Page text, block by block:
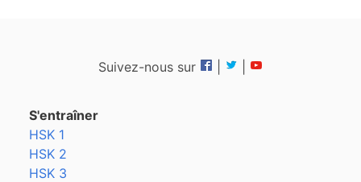
Suivez-nous sur
S'entraîner
HSK 1
HSK 2
HSK 3